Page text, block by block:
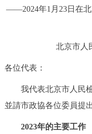
政務公開
政策兌現
決策公開
政務服務
——2024年1月23日在
北京市人
各位代表：
我代表北京市人民檢
並請市政協各位委員提
2023年的主要工作